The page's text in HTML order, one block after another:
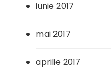
iunie 2017
mai 2017
aprilie 2017